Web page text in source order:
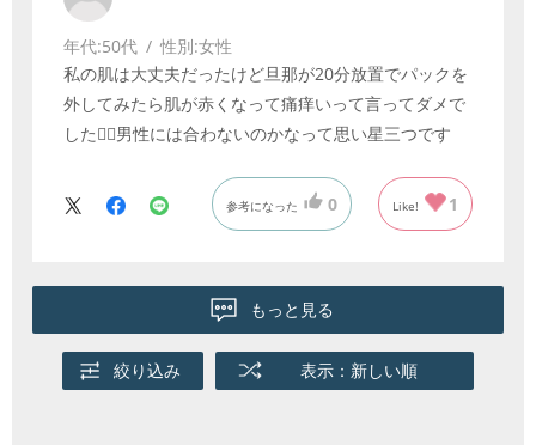
年代:50代 性別:女性
私の肌は大丈夫だったけど旦那が20分放置でパックを
外してみたら肌が赤くなって痛痒いって言ってダメで
した🙅‍♀️男性には合わないのかなって思い星三つです
参考になった 0 Like! 1
もっと見る
絞り込み 表示：新しい順